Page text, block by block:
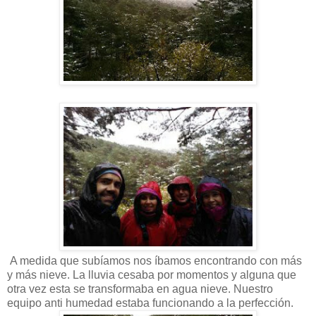
A medida que subíamos nos íbamos encontrando con más
y más nieve. La lluvia cesaba por momentos y alguna que
otra vez esta se transformaba en agua nieve. Nuestro
equipo anti humedad estaba funcionando a la perfección.